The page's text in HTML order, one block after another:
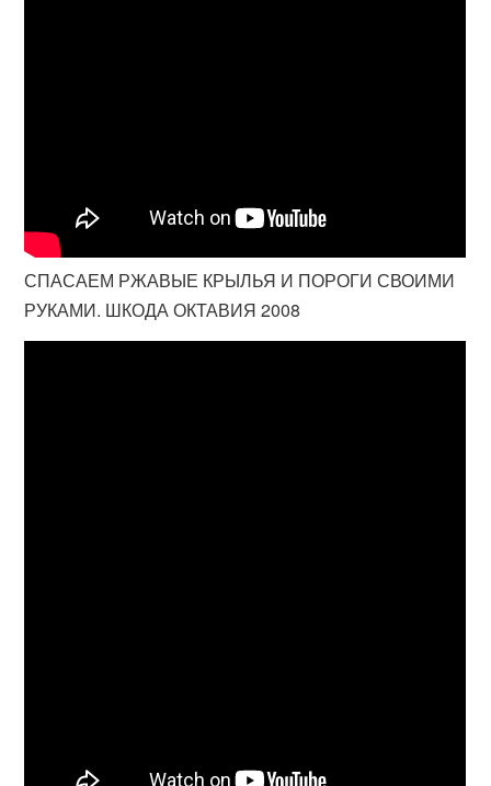
СПАСАЕМ РЖАВЫЕ КРЫЛЬЯ И ПОРОГИ СВОИМИ
РУКАМИ. ШКОДА ОКТАВИЯ 2008